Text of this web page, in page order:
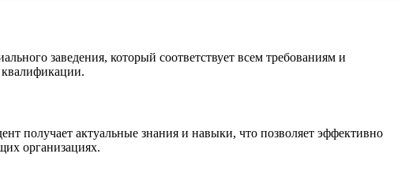
заведения, который соответствует всем требованиям и
получает актуальные знания и навыки, что позволяет эффективно
организациях.